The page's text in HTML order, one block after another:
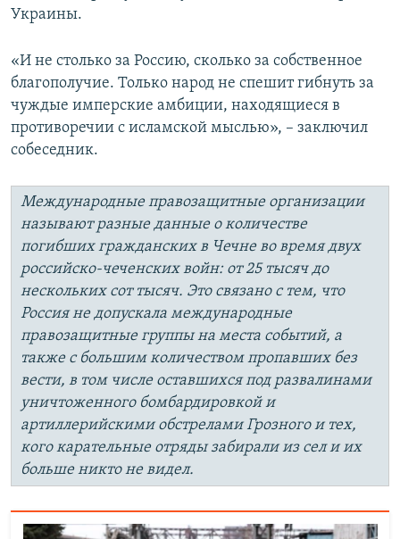
Украины.
«И не столько за Россию, сколько за собственное
благополучие. Только народ не спешит гибнуть за
чуждые имперские амбиции, находящиеся в
противоречии с исламской мыслью», – заключил
собеседник.
Международные правозащитные организации
называют разные данные о количестве
погибших гражданских в Чечне во время двух
российско-чеченских войн: от 25 тысяч до
нескольких сот тысяч. Это связано с тем, что
Россия не допускала международные
правозащитные группы на места событий, а
также с большим количеством пропавших без
вести, в том числе оставшихся под развалинами
уничтоженного бомбардировкой и
артиллерийскими обстрелами Грозного и тех,
кого карательные отряды забирали из сел и их
больше никто не видел.